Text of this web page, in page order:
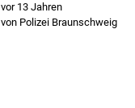
vor 13 Jahren
von Polizei Braunschweig